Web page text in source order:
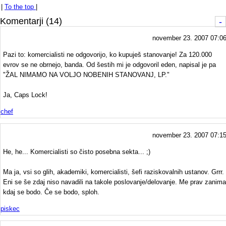
To the top
Komentarji (14) -
november 23. 2007 07:06
Pazi to: komercialisti ne odgovorijo, ko kupuješ stanovanje! Za 120.000
evrov se ne obrnejo, banda. Od šestih mi je odgovoril eden, napisal je pa
"ŽAL NIMAMO NA VOLJO NOBENIH STANOVANJ, LP."
Ja, Caps Lock!
chef
november 23. 2007 07:15
He, he... Komercialisti so čisto posebna sekta... ;)
Ma ja, vsi so glih, akademiki, komercialisti, šefi raziskovalnih ustanov. Grrr.
Eni se še zdaj niso navadili na takole poslovanje/delovanje. Me prav
kdaj se bodo. Če se bodo, sploh.
piskec